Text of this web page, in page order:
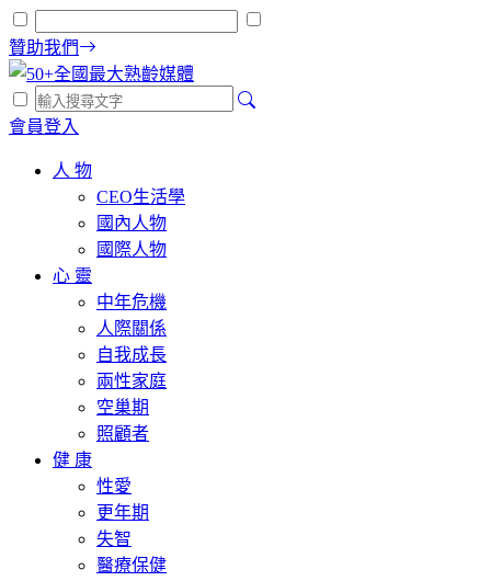
贊助我們
會員登入
人 物
CEO生活學
國內人物
國際人物
心 靈
中年危機
人際關係
自我成長
兩性家庭
空巢期
照顧者
健 康
性愛
更年期
失智
醫療保健